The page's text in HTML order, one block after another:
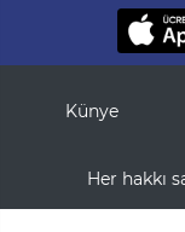
Künye
Her hakkı